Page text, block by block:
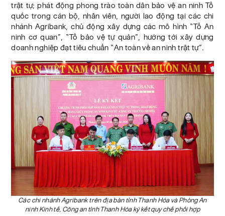
trật tự; phát động phong trào toàn dân bảo vệ an ninh Tổ
quốc trong cán bộ, nhân viên, người lao động tại các chi
nhánh Agribank, chủ động xây dựng các mô hình “Tổ An
ninh cơ quan”, “Tổ bảo vệ tự quản”, hướng tới xây dựng
doanh nghiệp đạt tiêu chuẩn “An toàn về an ninh trật tự”.
Các chi nhánh Agribank trên địa bàn tỉnh Thanh Hóa và Phòng An
ninh Kinh tế, Công an tỉnh Thanh Hóa ký kết quy chế phối hợp